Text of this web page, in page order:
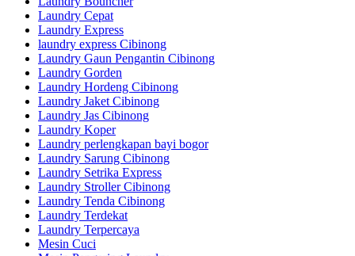
Laundry Cepat
Laundry Express
laundry express Cibinong
Laundry Gaun Pengantin Cibinong
Laundry Gorden
Laundry Hordeng Cibinong
Laundry Jaket Cibinong
Laundry Jas Cibinong
Laundry Koper
Laundry perlengkapan bayi bogor
Laundry Sarung Cibinong
Laundry Setrika Express
Laundry Stroller Cibinong
Laundry Tenda Cibinong
Laundry Terdekat
Laundry Terpercaya
Mesin Cuci